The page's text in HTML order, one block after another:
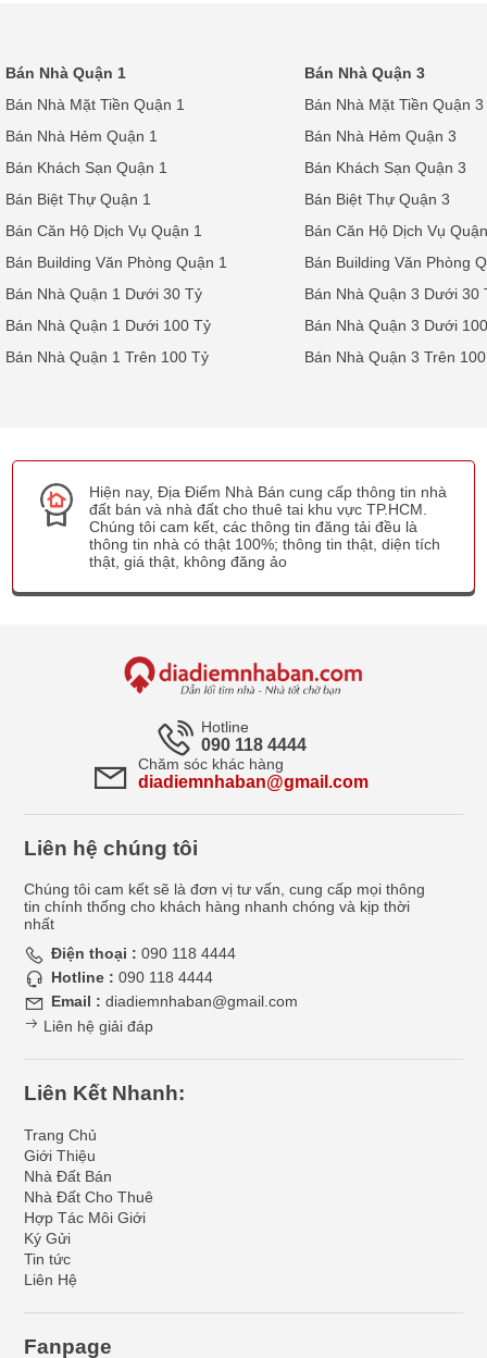
Bán Nhà Quận 1
Bán Nhà Quận 3
Bán Nhà Mặt Tiền Quận 1
Bán Nhà Mặt Tiền Quận 3
Bán Nhà Hẻm Quận 1
Bán Nhà Hẻm Quận 3
Bán Khách Sạn Quận 1
Bán Khách Sạn Quận 3
Bán Biệt Thự Quận 1
Bán Biệt Thự Quận 3
Bán Căn Hộ Dịch Vụ Quận 1
Bán Căn Hộ Dịch Vụ
Bán Building Văn Phòng Quận 1
Bán Building Văn Phòng
Bán Nhà Quận 1 Dưới 30 Tỷ
Bán Nhà Quận 3 Dưới 30
Bán Nhà Quận 1 Dưới 100 Tỷ
Bán Nhà Quận 3 Dưới
Bán Nhà Quận 1 Trên 100 Tỷ
Bán Nhà Quận 3 Trên
Hiện nay, Địa Điểm Nhà Bán cung cấp thông tin nhà
đất bán và nhà đất cho thuê tai khu vực TP.HCM.
Chúng tôi cam kết, các thông tin đăng tải đều là
thông tin nhà có thật 100%; thông tin thật, diện tích
thật, giá thật, không đăng ảo
Hotline
090 118 4444
Chăm sóc khác hàng
diadiemnhaban@gmail.com
Liên hệ chúng tôi
Chúng tôi cam kết sẽ là đơn vị tư vấn, cung cấp mọi thông
tin chính thống cho khách hàng nhanh chóng và kịp thời
nhất
Điện thoại : 090 118 4444
Hotline : 090 118 4444
Email : diadiemnhaban@gmail.com
Liên hệ giải đáp
Liên Kết Nhanh:
Trang Chủ
Giới Thiệu
Nhà Đất Bán
Nhà Đất Cho Thuê
Hợp Tác Môi Giới
Ký Gửi
Tin tức
Liên Hệ
Fanpage